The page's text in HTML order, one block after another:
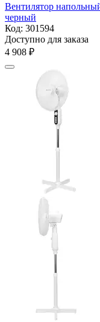
Вентилятор
черный
Код: 301594
Доступно для заказа
4 908 ₽